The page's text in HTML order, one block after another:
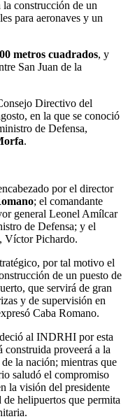
la construcción de un
para aeronaves y un
metros cuadrados, y
San Juan de la
Directivo del
en la que se conoció
de Defensa,
.
por el director
; el comandante
general Leonel Amílcar
de Defensa; y el
Víctor Pichardo.
por tal motivo el
de un puesto de
que servirá de gran
y de supervisión en
Caba Romano.
al INDRHI por esta
construida proveerá a la
la nación; mientras que
saludó el compromiso
la visión del presidente
helipuertos que permita